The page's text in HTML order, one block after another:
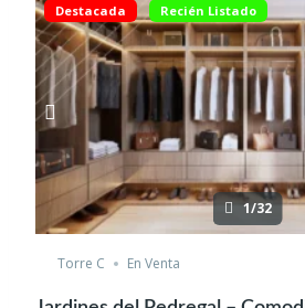
Destacada Recién Listado
1/32
Torre C En Venta